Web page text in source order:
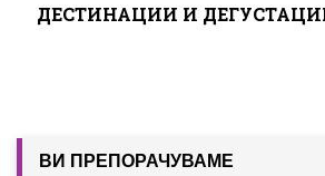
ДЕСТИНАЦИИ И
ВИ ПРЕПОРАЧУВАМЕ